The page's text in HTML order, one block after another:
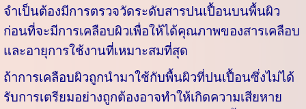
จำเป็นต้องมีการตรวจวัดระดับสารปนเปื้อนบนพื้นผิว
ก่อนที่จะมีการเคลือบผิวเพื่อให้ได้คุณภาพของสารเคลือบ
และอายุการใช้งานที่เหมาะสมที่สุด
ถ้าการเคลือบผิวถูกนำมาใช้กับพื้นผิวที่ปนเปื้อนซึ่งไม่ได้
รับการเตรียมอย่างถูกต้องอาจทำให้เกิดความเสียหาย